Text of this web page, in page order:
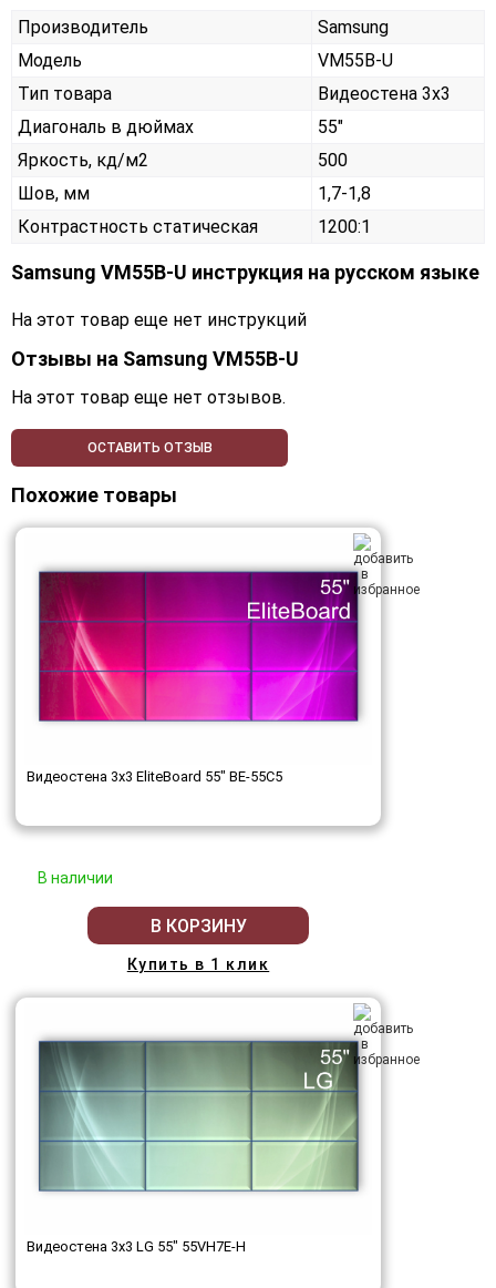
Производитель
Samsung
Модель
VM55B-U
Тип товара
Видеостена 3х3
Диагональ в дюймах
55"
Яркость, кд/м2
500
Шов, мм
1,7-1,8
Контрастность статическая
1200:1
Samsung VM55B-U инструкция на русском языке
На этот товар еще нет инструкций
Отзывы на Samsung VM55B-U
На этот товар еще нет отзывов.
ОСТАВИТЬ ОТЗЫВ
Похожие товары
Видеостена 3x3 EliteBoard 55" BE-55C5
В наличии
В КОРЗИНУ
Купить в 1 клик
Видеостена 3x3 LG 55" 55VH7E-H